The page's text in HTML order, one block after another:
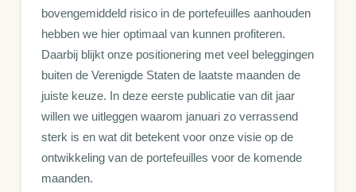
bovengemiddeld risico in de portefeuilles aanhouden
hebben we hier optimaal van kunnen profiteren.
Daarbij blijkt onze positionering met veel beleggingen
buiten de Verenigde Staten de laatste maanden de
juiste keuze. In deze eerste publicatie van dit jaar
willen we uitleggen waarom januari zo verrassend
sterk is en wat dit betekent voor onze visie op de
ontwikkeling van de portefeuilles voor de komende
maanden.